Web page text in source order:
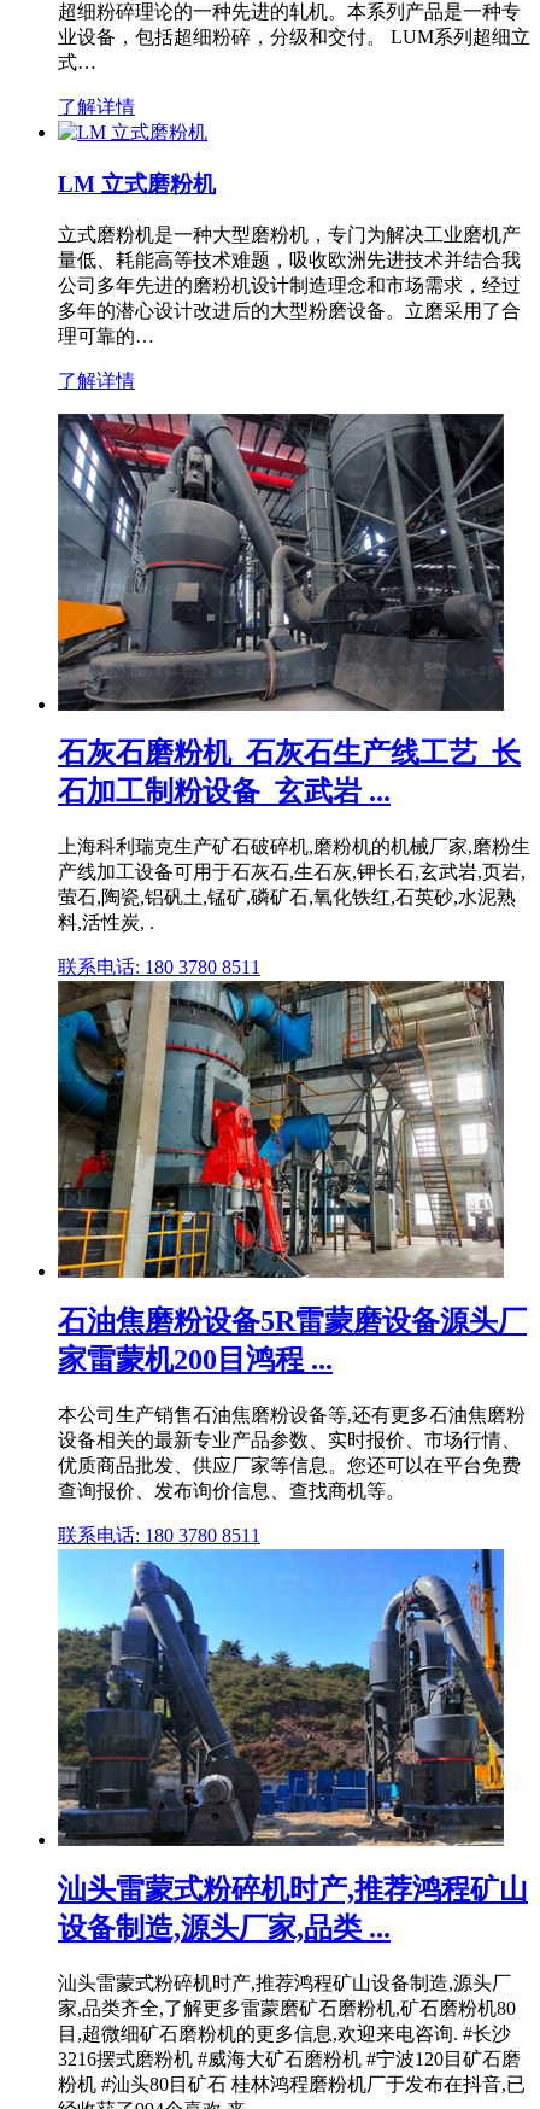
超细粉碎理论的一种先进的轧机。本系列产品是一种专
业设备，包括超细粉碎，分级和交付。 LUM系列超细立
式…
了解详情
LM 立式磨粉机
立式磨粉机是一种大型磨粉机，专门为解决工业磨机产
量低、耗能高等技术难题，吸收欧洲先进技术并结合我
公司多年先进的磨粉机设计制造理念和市场需求，经过
多年的潜心设计改进后的大型粉磨设备。立磨采用了合
理可靠的…
了解详情
石灰石磨粉机_石灰石生产线工艺_长
石加工制粉设备_玄武岩 ...
上海科利瑞克生产矿石破碎机,磨粉机的机械厂家,磨粉生
产线加工设备可用于石灰石,生石灰,钾长石,玄武岩,页岩,
萤石,陶瓷,铝矾土,锰矿,磷矿石,氧化铁红,石英砂,水泥熟
料,活性炭, .
联系电话: 180 3780 8511
石油焦磨粉设备5R雷蒙磨设备源头厂
家雷蒙机200目鸿程 ...
本公司生产销售石油焦磨粉设备等,还有更多石油焦磨粉
设备相关的最新专业产品参数、实时报价、市场行情、
优质商品批发、供应厂家等信息。您还可以在平台免费
查询报价、发布询价信息、查找商机等。
联系电话: 180 3780 8511
汕头雷蒙式粉碎机时产,推荐鸿程矿山
设备制造,源头厂家,品类 ...
汕头雷蒙式粉碎机时产,推荐鸿程矿山设备制造,源头厂
家,品类齐全,了解更多雷蒙磨矿石磨粉机,矿石磨粉机80
目,超微细矿石磨粉机的更多信息,欢迎来电咨询. #长沙
3216摆式磨粉机 #威海大矿石磨粉机 #宁波120目矿石磨
粉机 #汕头80目矿石 桂林鸿程磨粉机厂于发布在抖音,已